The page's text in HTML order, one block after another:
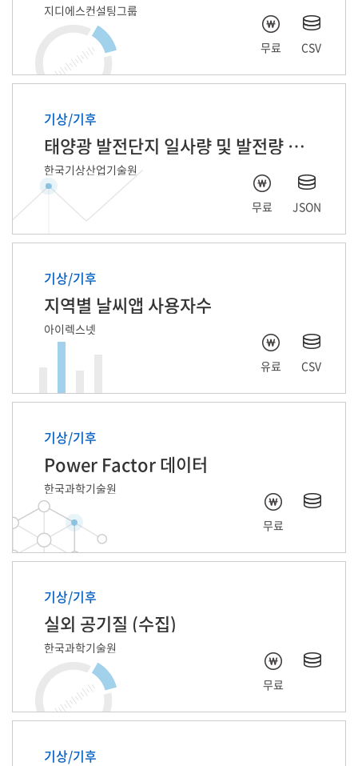
지디에스컨설팅그룹
무료 CSV
기상/기후
태양광 발전단지 일사량 및 발전량 예측 자료
한국기상산업기술원
무료 JSON
기상/기후
지역별 날씨앱 사용자수
아이렉스넷
유료 CSV
기상/기후
Power Factor 데이터
한국과학기술원
무료
기상/기후
실외 공기질 (수집)
한국과학기술원
무료
기상/기후